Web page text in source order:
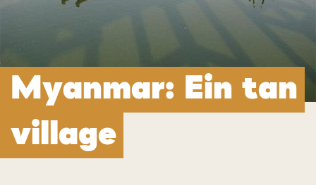
Myanmar: Ein tan
village